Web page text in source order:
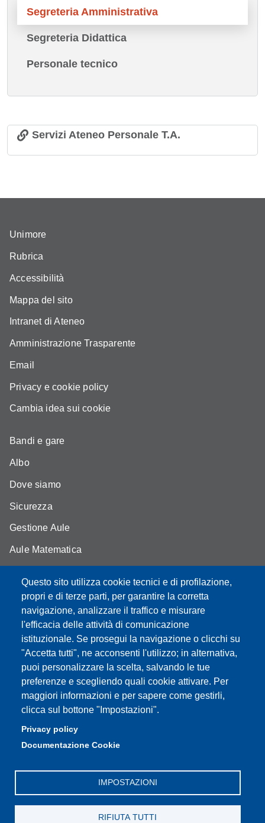
Segreteria Amministrativa
Segreteria Didattica
Personale tecnico
Servizi Ateneo Personale T.A.
Questo sito utilizza cookie tecnici e di profilazione,
propri e di terze parti, per garantire la corretta
navigazione, analizzare il traffico e misurare
l'efficacia delle attività di comunicazione
istituzionale. Se prosegui la navigazione o clicchi su
"Accetta tutti", ne acconsenti l'utilizzo; in alternativa,
puoi personalizzare la scelta, salvando le tue
preferenze e scegliendo quali cookie attivare. Per
maggiori informazioni e per sapere come gestirli,
clicca sul bottone "Impostazioni".
Privacy policy
Documentazione Cookie
IMPOSTAZIONI
RIFIUTA TUTTI
Unimore
Rubrica
Accessibilità
Mappa del sito
Intranet di Ateneo
Amministrazione Trasparente
Email
Privacy e cookie policy
Cambia idea sui cookie
Bandi e gare
Albo
Dove siamo
Sicurezza
Gestione Aule
Aule Matematica
Portale studenti
Moodle didattica online
Partita IVA: 00427620364
Dipartimento di Scienze Fisiche, Informatiche, Matematiche
Sede: Via Campi 213/A - 41125 Modena, Italy
dipfim@pec.unimore.it
Tel.: +39 059 205 5243; Fax: +39 059 205 5235